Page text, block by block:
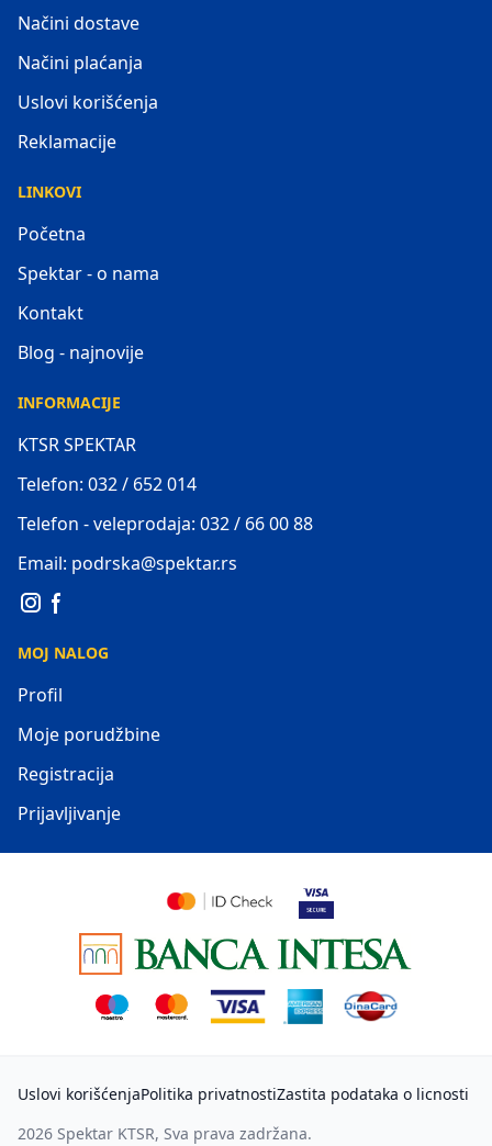
Načini dostave
Načini plaćanja
Uslovi korišćenja
Reklamacije
LINKOVI
Početna
Spektar - o nama
Kontakt
Blog - najnovije
INFORMACIJE
KTSR SPEKTAR
Telefon: 032 / 652 014
Telefon - veleprodaja: 032 / 66 00 88
Email: podrska@spektar.rs
MOJ NALOG
Profil
Moje porudžbine
Registracija
Prijavljivanje
Uslovi korišćenjaPolitika privatnostiZastita podataka o licnosti
2026 Spektar KTSR, Sva prava zadržana.